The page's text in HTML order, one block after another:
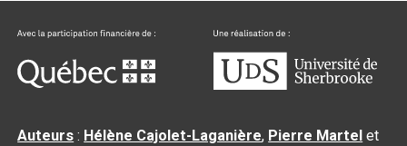
Auteurs : Hélène Cajolet-Laganière, Pierre Martel et